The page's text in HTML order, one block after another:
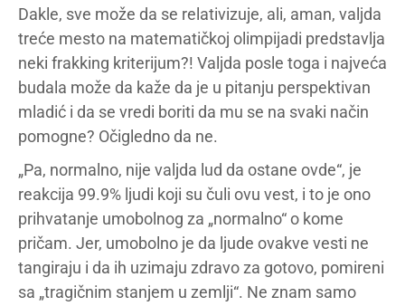
Dakle, sve može da se relativizuje, ali, aman, valjda
treće mesto na matematičkoj olimpijadi predstavlja
neki frakking kriterijum?! Valjda posle toga i najveća
budala može da kaže da je u pitanju perspektivan
mladić i da se vredi boriti da mu se na svaki način
pomogne? Očigledno da ne.
„Pa, normalno, nije valjda lud da ostane ovde“, je
reakcija 99.9% ljudi koji su čuli ovu vest, i to je ono
prihvatanje umobolnog za „normalno“ o kome
pričam. Jer, umobolno je da ljude ovakve vesti ne
tangiraju i da ih uzimaju zdravo za gotovo, pomireni
sa „tragičnim stanjem u zemlji“. Ne znam samo